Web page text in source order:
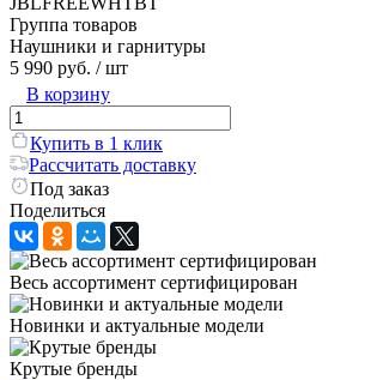
Группа товаров
Наушники и гарнитуры
5 990 руб. / шт
В корзину
Купить в 1 клик
Рассчитать доставку
Под заказ
Поделиться
Весь ассортимент сертифицирован
Новинки и актуальные модели
Крутые бренды